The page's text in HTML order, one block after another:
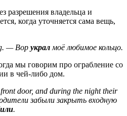
разрешения владельца и
когда уточняется сама вещь,
— Вор украл моё любимое кольцо.
мы говорим про ограбление со
в чей-либо дом.
door, and during the night their
забыли закрыть входную
.